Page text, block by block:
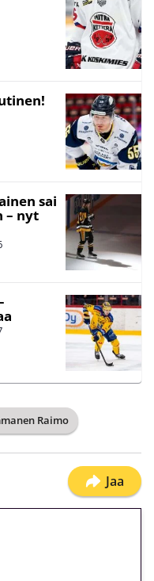
sai
– nyt
Raimo
Jaa